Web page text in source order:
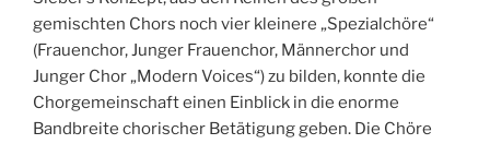
gemischten Chors noch vier kleinere „Spezialchöre“
(Frauenchor, Junger Frauenchor, Männerchor und
Junger Chor „Modern Voices“) zu bilden, konnte die
Chorgemeinschaft einen Einblick in die enorme
Bandbreite chorischer Betätigung geben. Die Chöre